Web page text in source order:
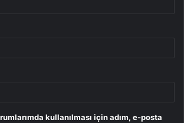
kullanılması için adım, e-posta